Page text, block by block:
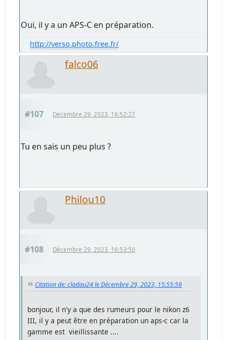
Oui, il y a un APS-C en préparation.
http://verso.photo.free.fr/
falco06
#107 Décembre 29, 2023, 16:52:27
Tu en sais un peu plus ?
Philou10
#108 Décembre 29, 2023, 16:53:50
Citation de: cladau24 le Décembre 29, 2023, 15:55:59
bonjour, il n'y a que des rumeurs pour le nikon z6
III, il y a peut être en préparation un aps-c car la
gamme est vieillissante ....